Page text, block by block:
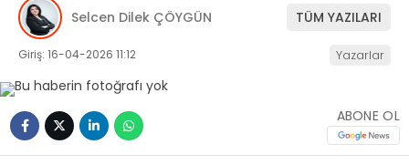
Selcen Dilek ÇÖYGÜN TÜM YAZILARI
Giriş: 16-04-2026 11:12 Yazarlar
ABONE OL